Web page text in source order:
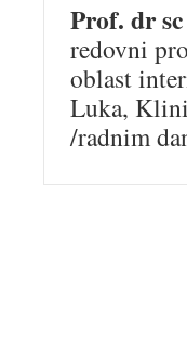
Prof. dr
redovni
oblast
Luka,
/radnim